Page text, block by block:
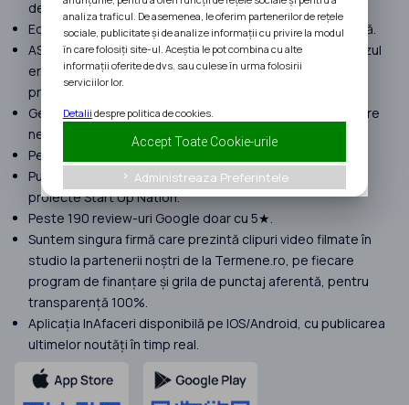
de finanțare.
Echipă formată doar din consultanți seniori cu experiență.
ASIGURARE MALPRAXIS pentru a despăgubi clienții, în cazul
erorilor umane suferite în procesul de implementare a
proiectelor.
Gestionăm proiecte cu peste 120 milioane EURO finanțare
nerambursabilă atrasă în 2025.
Peste 400 de clienți în anul 2025.
Punem focus doar pe proiecte complexe. Nu preluăm
proiecte Start Up Nation.
Peste 190 review-uri Google doar cu 5★.
Suntem singura firmă care prezintă clipuri video filmate în
studio la partenerii noștri de la Termene.ro, pe fiecare
program de finanțare și grila de punctaj aferentă, pentru
transparență 100%.
Aplicația InAfaceri disponibilă pe IOS/Android, cu publicarea
ultimelor noutăți în timp real.
analiza traficul. De asemenea, le oferim partenerilor de rețele
sociale, publicitate și de analize informații cu privire la modul
în care folosiți site-ul. Aceștia le pot combina cu alte
informații oferite de dvs. sau culese în urma folosirii
serviciilor lor.
Detalii despre politica de cookies.
Accept Toate Cookie-urile
keyboard_arrow_right Administreaza Preferintele